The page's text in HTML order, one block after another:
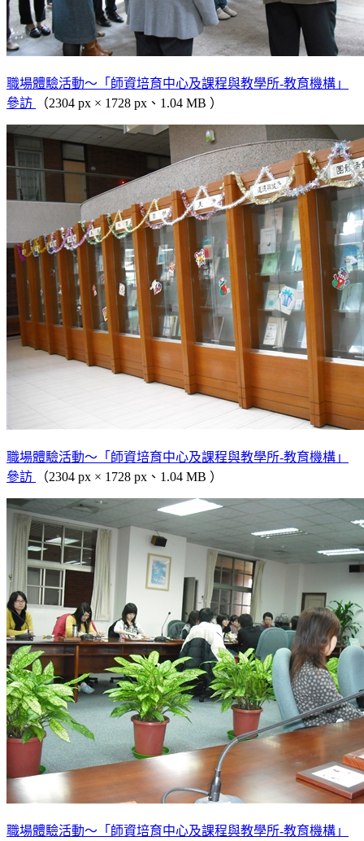
職場體驗活動～「師資培育中心及課程與教學所-教育機構」
參訪
（2304 px × 1728 px、1.04 MB ）
職場體驗活動～「師資培育中心及課程與教學所-教育機構」
參訪
（2304 px × 1728 px、1.04 MB ）
職場體驗活動～「師資培育中心及課程與教學所-教育機構」